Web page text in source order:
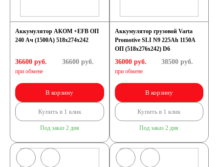
Аккумулятор АКОМ +EFB ОП
240 Ач (1500А) 518х274х242
36600 руб.
при обмене
36600руб.
В корзину
Купить в 1 клик
Под заказ 2 дня
Аккумулятор грузовой Varta
Promotive SLI N9 225Ah 1150A
ОП (518x276x242) D6
36000 руб.
при обмене
38500 руб.
В корзину
Купить в 1 клик
Под заказ 2 дня